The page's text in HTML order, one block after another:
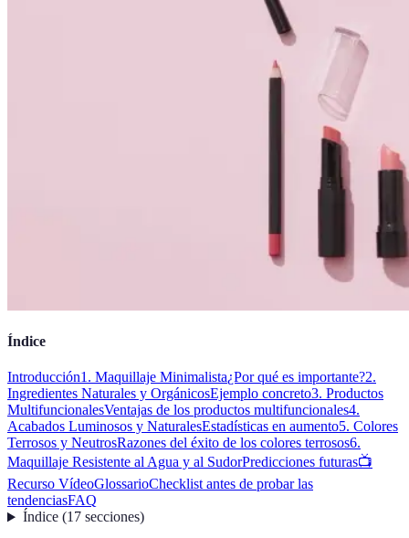
Índice
Introducción1. Maquillaje Minimalista¿Por qué es importante?2.
Ingredientes Naturales y OrgánicosEjemplo concreto3. Productos
MultifuncionalesVentajas de los productos multifuncionales4.
Acabados Luminosos y NaturalesEstadísticas en aumento5. Colores
Terrosos y NeutrosRazones del éxito de los colores terrosos6.
Maquillaje Resistente al Agua y al SudorPredicciones futuras📺
Recurso VídeoGlossarioChecklist antes de probar las
tendenciasFAQ
Índice(17 secciones)